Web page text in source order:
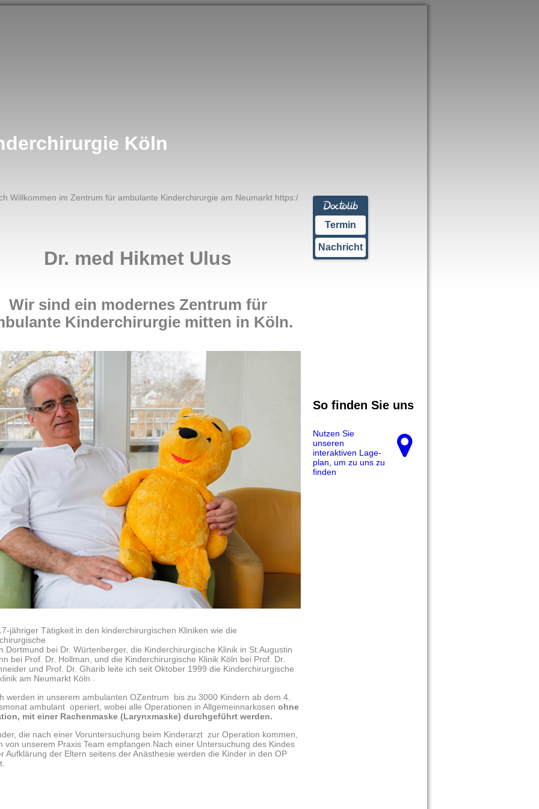
Köln
Willkommen im Zentrum für ambulante Kinderchirurgie am Neumarkt https:/
Dr. med Hikmet Ulus
Wir sind ein modernes Zentrum für
Kinderchirurgie mitten in Köln.
jähriger Tätigkeit in den kinderchirurgischen Kliniken wie die
Dortmund bei Dr. Würtenberger, die Kinderchirurgische Klinik in St.Augustin
bei Prof. Dr. Hollman, und die Kinderchirurgische Klinik Köln bei Prof. Dr.
und Prof. Dr. Gharib leite ich seit Oktober 1999 die Kinderchirurgische
am Neumarkt Köln .
werden in unserem ambulanten OZentrum bis zu 3000 Kindern ab dem 4.
ambulant operiert, wobei alle Operationen in Allgemeinnarkosen ohne
mit einer Rachenmaske (Larynxmaske) durchgeführt werden.
die nach einer Voruntersuchung beim Kinderarzt zur Operation kommen,
von unserem Praxis Team empfangen.Nach einer Untersuchung des Kindes
Aufklärung der Eltern seitens der Anästhesie werden die Kinder in den OP
So finden Sie uns
Nutzen Sie
unseren
interaktiven La­ge­
plan, um zu uns zu
finden